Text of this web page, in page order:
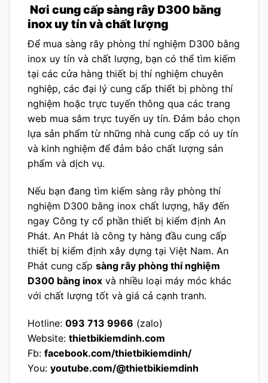
Nơi cung cấp sàng rây D300 bằng
inox uy tín và chất lượng
Để mua sàng rây phòng thí nghiệm D300 bằng
inox uy tín và chất lượng, bạn có thể tìm kiếm
tại các cửa hàng thiết bị thí nghiệm chuyên
nghiệp, các đại lý cung cấp thiết bị phòng thí
nghiệm hoặc trực tuyến thông qua các trang
web mua sắm trực tuyến uy tín. Đảm bảo chọn
lựa sản phẩm từ những nhà cung cấp có uy tín
và kinh nghiệm để đảm bảo chất lượng sản
phẩm và dịch vụ.
Nếu bạn đang tìm kiếm sàng rây phòng thí
nghiệm D300 bằng inox chất lượng, hãy đến
ngay Công ty cổ phần thiết bị kiểm định An
Phát. An Phát là công ty hàng đầu cung cấp
thiết bị kiểm định xây dựng tại Việt Nam. An
Phát cung cấp sàng rây phòng thí nghiệm
D300 bằng inox và nhiều loại máy móc khác
với chất lượng tốt và giá cả cạnh tranh.
Hotline: 093 713 9966 (zalo)
Website: thietbikiemdinh.com
Fb: facebook.com/thietbikiemdinh/
You: youtube.com/@thietbikiemdinh